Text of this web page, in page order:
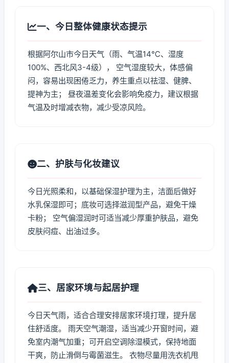
一、今日整体健康状态提示
根据阿尔山市今日天气（雨、气温14℃、湿度
100%、西北风3-4级）， 空气湿度较大，体感偏
闷，容易出现困倦乏力，养生重点以祛湿、健脾、
提神为主； 昼夜温差变化会影响免疫力，建议根据
气温及时增减衣物，减少受凉风险。
二、护肤与化妆建议
今日光照柔和，以基础保湿护理为主，洁面后做好
水乳保湿即可；底妆可选择滋润型产品，避免干燥
卡粉； 空气偏湿润时可适当减少厚重护肤品，避免
皮肤闷痘、出油过多。
三、居家环境与起居护理
今日天气雨，适合合理安排居家环境打理，提升居
住舒适度。 雨天空气潮湿，适当减少开窗时间，避
免室内潮气加重；可开启空调除湿模式，保持地面
干爽，防止滑倒与霉菌滋生。 衣物尽量用洗衣机甩